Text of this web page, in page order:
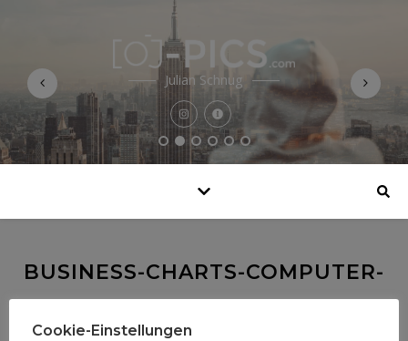
Julian Schnug
BUSINESS-CHARTS-COMPUTER-
265087
Cookie-Einstellungen